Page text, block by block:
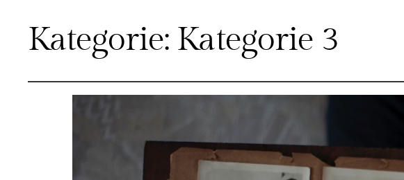
Kategorie: Kategorie 3